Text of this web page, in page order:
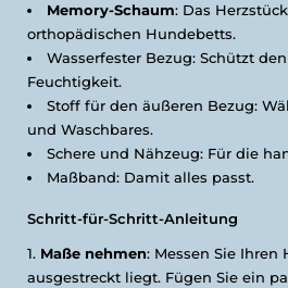
Memory-Schaum: Das
orthopädischen Hundebetts.
Wasserfester Bezug: Schützt
Feuchtigkeit.
Stoff für den äußeren Bezug:
und Waschbares.
Schere und Nähzeug: Für die
Maßband: Damit alles passt.
Schritt-für-Schritt-Anleitung
Maße nehmen: Messen Sie Ihren
ausgestreckt liegt. Fügen Sie ein